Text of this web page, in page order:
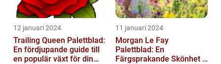
12 januari 2024
Trailing Queen Palettblad:
En fördjupande guide till
en populär växt för din
11 januari 2024
Morgan Le Fay
Palettblad: En
Färgsprakande Skönhet i